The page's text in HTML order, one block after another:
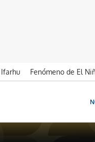
Ifarhu Fenómeno de El